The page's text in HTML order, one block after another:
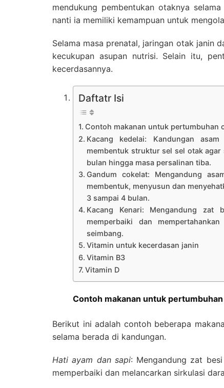
mendukung pembentukan otaknya
nanti ia memiliki kemampuan untuk
Selama masa prenatal, jaringan otak janin
kecukupan asupan nutrisi. Selain itu,
kecerdasannya.
Daftatr Isi
Contoh makanan untuk pertumbuhan
Kacang kedelai: Kandungan
membentuk struktur sel sel otak
bulan hingga masa persalinan tiba.
Gandum cokelat: Mengandung
membentuk, menyusun dan
3 sampai 4 bulan.
Kacang Kenari: Mengandung
memperbaiki dan
seimbang.
Vitamin untuk kecerdasan janin
Vitamin B3
Vitamin D
Contoh makanan untuk
Berikut ini adalah contoh beberapa
selama berada di kandungan.
Hati ayam dan sapi: Mengandung zat
memperbaiki dan melancarkan sirkulasi